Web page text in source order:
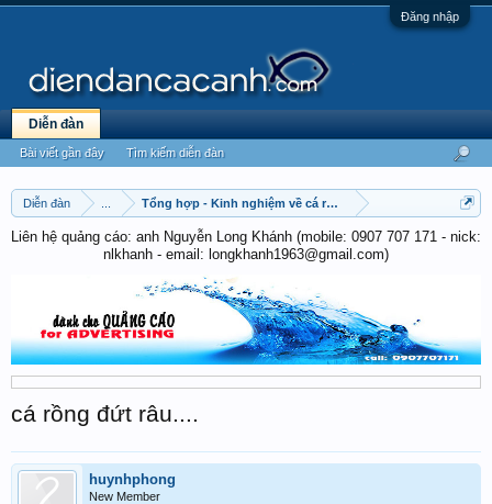
Đăng nhập
Diễn đàn Tổng hợp - Kinh nghiệm về cá rồng
Liên hệ quảng cáo: anh Nguyễn Long Khánh (mobile: 0907 707 171 - nick:
nlkhanh - email: longkhanh1963@gmail.com)
cá rồng đứt râu....
huynhphong
New Member
Diễn đàn
Bài viết gần đây Tìm kiếm diễn đàn